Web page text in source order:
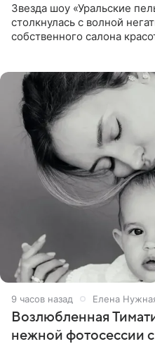
Звезда шоу «Уральские
столкнулась с волной
собственного салона
9 часов назад Елена
Возлюбленная
нежной фотосессии